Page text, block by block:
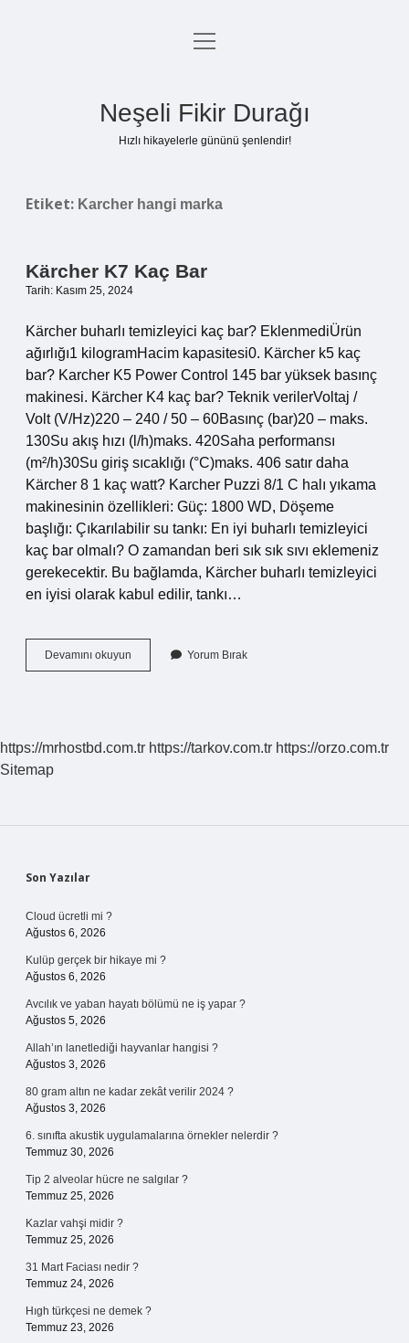
Anasayfa
menüyü
Neşeli Fikir Durağı
Hızlı hikayelerle gününü şenlendir!
Etiket: Karcher hangi marka
Kärcher K7 Kaç Bar
Tarih: Kasım 25, 2024
Kärcher buharlı temizleyici kaç bar? EklenmediÜrün
ağırlığı‎1 kilogramHacim kapasitesi‎0. Kärcher k5 kaç
bar? Karcher K5 Power Control 145 bar yüksek basınç
makinesi. Kärcher K4 kaç bar? Teknik verilerVoltaj /
Volt (V/Hz)220 – 240 / 50 – 60Basınç (bar)20 – maks.
130Su akış hızı (l/h)maks. 420Saha performansı
(m²/h)30Su giriş sıcaklığı (°C)maks. 406 satır daha
Kärcher 8 1 kaç watt? Karcher Puzzi 8/1 C halı yıkama
makinesinin özellikleri: Güç: 1800 WD, Döşeme
başlığı: Çıkarılabilir su tankı: En iyi buharlı temizleyici
kaç bar olmalı? O zamandan beri sık sık sıvı eklemeniz
gerekecektir. Bu bağlamda, Kärcher buharlı temizleyici
en iyisi olarak kabul edilir, tankı…
Devamını okuyun
K7
Yorum Bırak
https://mrhostbd.com.tr https://tarkov.com.tr https://orzo.com.tr
Sitemap
Sidebar
Son Yazılar
Cloud ücretli mi ?
Ağustos 6, 2026
Kulüp gerçek bir hikaye mi ?
Ağustos 6, 2026
Avcılık ve yaban hayatı bölümü ne iş yapar ?
Ağustos 5, 2026
Allah’ın lanetlediği hayvanlar hangisi ?
Ağustos 3, 2026
80 gram altın ne kadar zekât verilir 2024 ?
Ağustos 3, 2026
6. sınıfta akustik uygulamalarına örnekler nelerdir ?
Temmuz 30, 2026
Tip 2 alveolar hücre ne salgılar ?
Temmuz 25, 2026
Kazlar vahşi midir ?
Temmuz 25, 2026
31 Mart Faciası nedir ?
Temmuz 24, 2026
Hıgh türkçesi ne demek ?
Temmuz 23, 2026